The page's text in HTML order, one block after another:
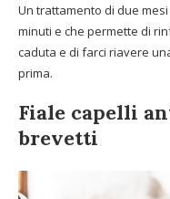
Un trattamento di due
minuti e che permette di
caduta e di farci riavere
prima.
Fiale capelli
brevetti